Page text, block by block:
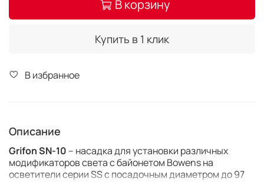
В корзину
Купить в 1 клик
В избранное
Описание
Grifon SN-10 – насадка для установки различных
модификаторов света с байонетом Bowens на
осветители серии SS с посадочным диаметром до 97